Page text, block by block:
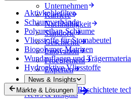
Unternehmen
Karriere
Nachhaltigkeit
Standorte
Geschichte
Innovation
Procurement
Experten
News & Insights
News & Insights
Aktivkohlefilter
Schaumverbände
Polyurethan-Schäume
Vliesstoffe für Stomabeutel
Biopolymer-Matrizen
Wundauflagen und
Hydroaktive Vliesstoffe
Märkte & Lösungen Beschichtete